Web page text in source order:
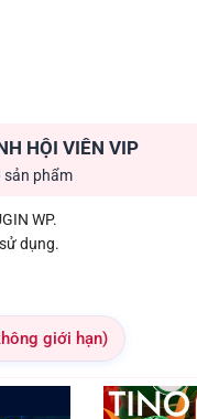
HỘI VIÊN VIP
sản phẩm
WP.
dụng.
giới hạn)